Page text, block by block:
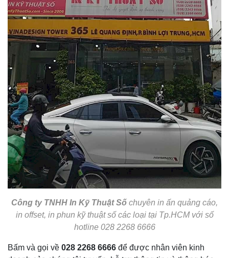
Công ty TNHH In Kỹ Thuật Số chuyên in ấn quảng cáo,
in offset, in phun kỹ thuật số các loại tại Tp.HCM với số
hotline 028 2268 6666
Bấm và gọi về 028 2268 6666 để được nhân viên kinh